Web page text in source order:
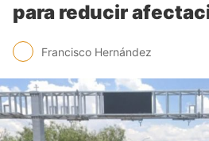
para reducir
Francisco Hernández